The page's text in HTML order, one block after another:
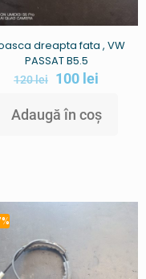
dreapta fata , VW
PASSAT B5.5
120lei 100 lei
Adaugă în coș